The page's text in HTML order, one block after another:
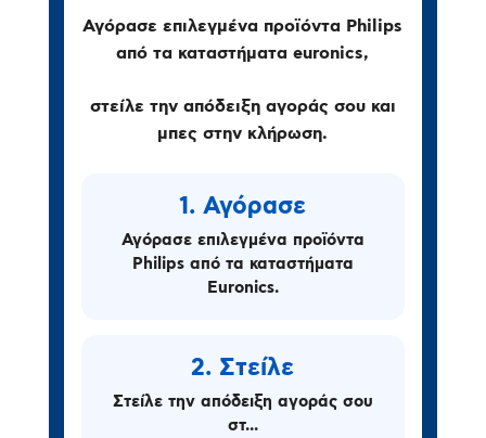
Αγόρασε επιλεγμένα προϊόντα Philips
από τα καταστήματα euronics,
στείλε την απόδειξη αγοράς σου και
μπες στην κλήρωση.
1. Αγόρασε
Αγόρασε επιλεγμένα προϊόντα
Philips από τα καταστήματα
Euronics.
2. Στείλε
Στείλε την απόδειξη αγοράς σου
στ...